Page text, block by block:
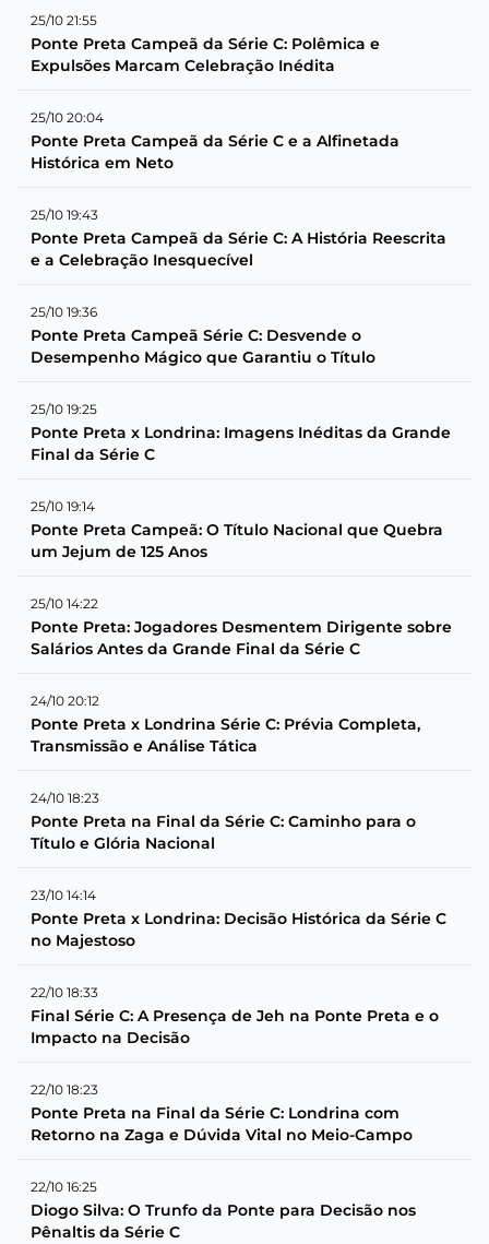
25/10 21:55
Ponte Preta Campeã da Série C: Polêmica e
Expulsões Marcam Celebração Inédita
25/10 20:04
Ponte Preta Campeã da Série C e a Alfinetada
Histórica em Neto
25/10 19:43
Ponte Preta Campeã da Série C: A História Reescrita
e a Celebração Inesquecível
25/10 19:36
Ponte Preta Campeã Série C: Desvende o
Desempenho Mágico que Garantiu o Título
25/10 19:25
Ponte Preta x Londrina: Imagens Inéditas da Grande
Final da Série C
25/10 19:14
Ponte Preta Campeã: O Título Nacional que Quebra
um Jejum de 125 Anos
25/10 14:22
Ponte Preta: Jogadores Desmentem Dirigente sobre
Salários Antes da Grande Final da Série C
24/10 20:12
Ponte Preta x Londrina Série C: Prévia Completa,
Transmissão e Análise Tática
24/10 18:23
Ponte Preta na Final da Série C: Caminho para o
Título e Glória Nacional
23/10 14:14
Ponte Preta x Londrina: Decisão Histórica da Série C
no Majestoso
22/10 18:33
Final Série C: A Presença de Jeh na Ponte Preta e o
Impacto na Decisão
22/10 18:23
Ponte Preta na Final da Série C: Londrina com
Retorno na Zaga e Dúvida Vital no Meio-Campo
22/10 16:25
Diogo Silva: O Trunfo da Ponte para Decisão nos
Pênaltis da Série C